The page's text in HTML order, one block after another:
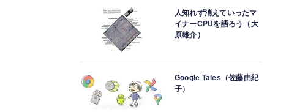
人知れず消えていったマ
イナーCPUを語ろう（大
原雄介）
Google Tales（佐藤由紀
子）